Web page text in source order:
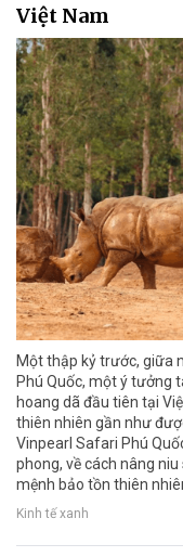
Việt Nam
Một thập kỷ trước, giữa
Phú Quốc, một ý tưởng
hoang dã đầu tiên tại
thiên nhiên gần như
Vinpearl Safari Phú
phong, về cách nâng
mệnh bảo tồn thiên
Kinh tế xanh